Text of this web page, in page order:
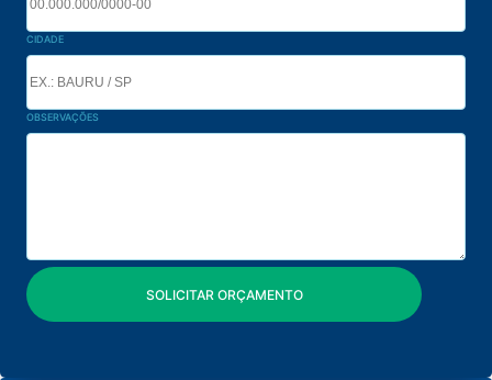
CIDADE
OBSERVAÇÕES